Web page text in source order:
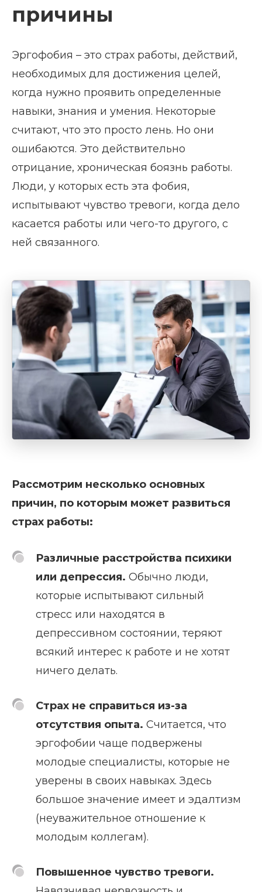
причины
Эргофобия – это страх работы, действий,
необходимых для достижения целей,
когда нужно проявить определенные
навыки, знания и умения. Некоторые
считают, что это просто лень. Но они
ошибаются. Это действительно
отрицание, хроническая боязнь работы.
Люди, у которых есть эта фобия,
испытывают чувство тревоги, когда дело
касается работы или чего-то другого, с
ней связанного.
Рассмотрим несколько основных
причин, по которым может развиться
страх работы:
Различные расстройства психики
или депрессия. Обычно люди,
которые испытывают сильный
стресс или находятся в
депрессивном состоянии, теряют
всякий интерес к работе и не хотят
ничего делать.
Страх не справиться из-за
отсутствия опыта. Считается, что
эргофобии чаще подвержены
молодые специалисты, которые не
уверены в своих навыках. Здесь
большое значение имеет и эдалтизм
(неуважительное отношение к
молодым коллегам).
Повышенное чувство тревоги.